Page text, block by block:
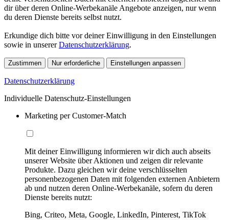
dir über deren Online-Werbekanäle Angebote anzeigen, nur wenn
du deren Dienste bereits selbst nutzt.
Erkundige dich bitte vor deiner Einwilligung in den Einstellungen
sowie in unsererDatenschutzerklärung.
Zustimmen Nur erforderliche Einstellungen anpassen
Datenschutzerklärung
Individuelle Datenschutz-Einstellungen
Marketing per Customer-Match
Mit deiner Einwilligung informieren wir dich auch abseits
unserer Website über Aktionen und zeigen dir relevante
Produkte. Dazu gleichen wir deine verschlüsselten
personenbezogenen Daten mit folgenden externen Anbietern
ab und nutzen deren Online-Werbekanäle, sofern du deren
Dienste bereits nutzt:
Bing, Criteo, Meta, Google, LinkedIn, Pinterest, TikTok